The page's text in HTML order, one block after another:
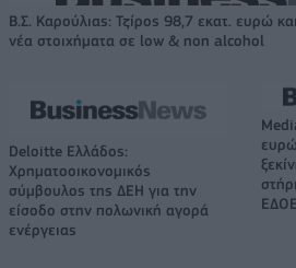
Β.Σ. Καρούλιας: Τζίρος 98,7 εκατ. ευρώ
νέα στοιχήματα σε low & non alcohol
Deloitte Ελλάδος:
Χρηματοοικονομικός
σύμβουλος της ΔΕΗ για την
είσοδο στην πολωνική αγορά
ενέργειας